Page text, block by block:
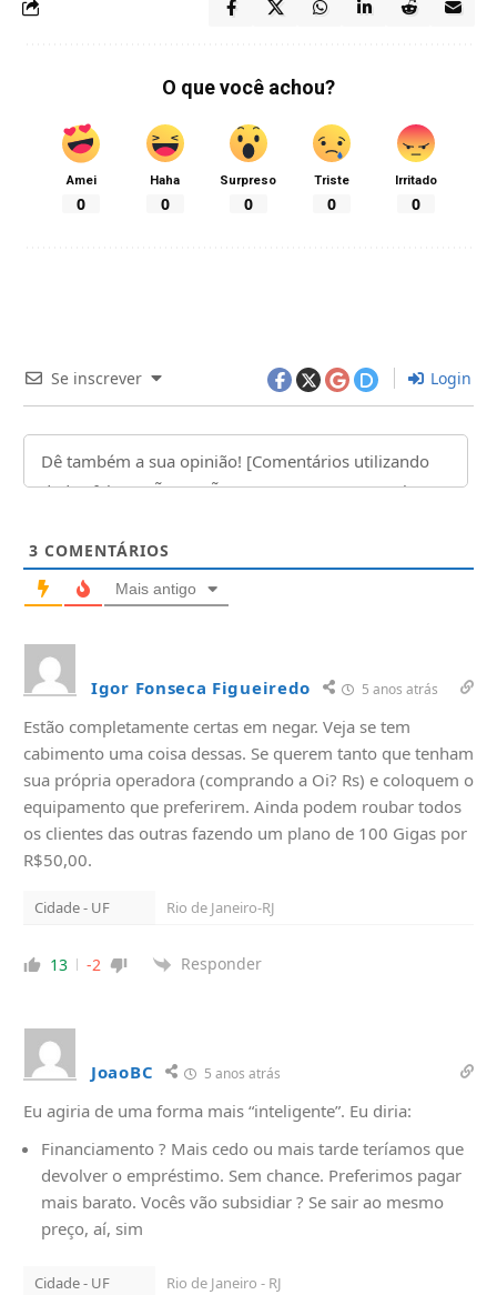
O que você achou?
Amei
0
Haha
0
Surpreso
0
Triste
0
Irritado
0
Se inscrever Login
3 COMENTÁRIOS
Mais antigo
Igor Fonseca Figueiredo 5 anos atrás
Estão completamente certas em negar. Veja se tem
cabimento uma coisa dessas. Se querem tanto que tenham
sua própria operadora (comprando a Oi? Rs) e coloquem o
equipamento que preferirem. Ainda podem roubar todos
os clientes das outras fazendo um plano de 100 Gigas por
R$50,00.
Cidade - UF Rio de Janeiro-RJ
13 -2 Responder
JoaoBC 5 anos atrás
Eu agiria de uma forma mais “inteligente”. Eu diria:
Financiamento ? Mais cedo ou mais tarde teríamos que
devolver o empréstimo. Sem chance. Preferimos pagar
mais barato. Vocês vão subsidiar ? Se sair ao mesmo
preço, aí, sim
Cidade - UF Rio de Janeiro - RJ